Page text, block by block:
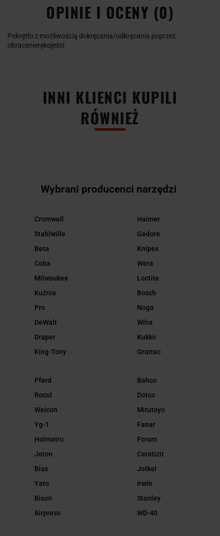
OPINIE I OCENY (0)
Pokrętło z możliwością dokręcania/odkręcania poprzez
obracanierękojeści
INNI KLIENCI KUPILI
RÓWNIEŻ
Wybrani producenci narzędzi
Cromwell
Stahlwille
Beta
Coba
Milwaukee
Kuźnia
Pro
DeWalt
Draper
King-Tony
Haimer
Gedore
Knipex
Wera
Loctite
Bosch
Noga
Wiha
Kukko
Grattec
Pferd
Rocol
Weicon
Yg-1
Holmatro
Jeton
Biax
Yato
Bison
Airpress
Bahco
Dotco
Mitutoyo
Fanar
Forum
Ceratizit
Jotkel
Irwin
Stanley
WD-40